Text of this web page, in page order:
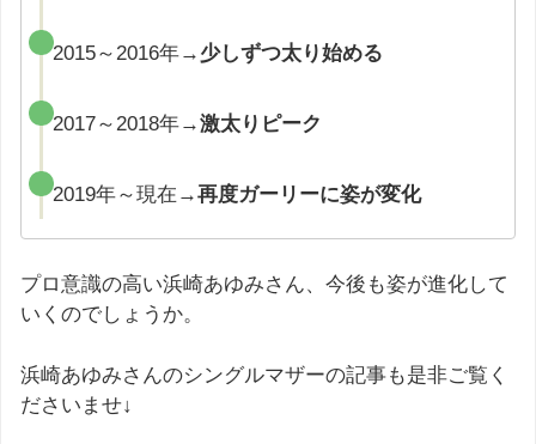
2015～2016年→ 少しずつ太り始める
2017～2018年→激太りピーク
2019年～現在→再度ガーリーに姿が変化
プロ意識の高い浜崎あゆみさん、今後も姿が進化して
いくのでしょうか。
浜崎あゆみさんのシングルマザーの記事も是非ご覧く
ださいませ↓